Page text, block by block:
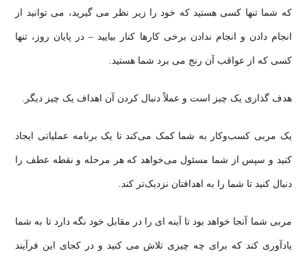
که شما تنها کسی هستید که خود را زیر نظر می گیرید، می توانید از
انجام دادن و انجام ندادن برخی کارها کنار بیایید – در پایان روز، تنها
کسی که از عواقب آن رنج می برد شما هستید.
هدف گذاری یک چیز است و عملاً دنبال کردن آن اهداف یک چیز دیگر.
یک مربی کسب‌وکار به شما کمک می‌کند تا یک برنامه عملیاتی ایجاد
کنید و سپس از شما مسئول می‌خواهد که هر مرحله و نقطه عطف را
دنبال کنید تا شما را به اهدافتان نزدیک‌تر کند.
مربی شما آنجا خواهد بود تا آینه ای را در مقابل خود نگه دارد تا به شما
یادآوری کند که برای چه چیزی تلاش می کنید و در کجای این فرآیند